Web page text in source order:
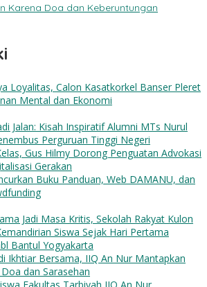
Karena Doa dan Keberuntungan
Loyalitas, Calon Kasatkorkel Banser Pleret
Mental dan Ekonomi
Jalan: Kisah Inspiratif Alumni MTs Nurul
Perguruan Tinggi Negeri
Gus Hilmy Dorong Penguatan Advokasi
Gerakan
Buku Panduan, Web DAMANU, dan
Jadi Masa Kritis, Sekolah Rakyat Kulon
Siswa Sejak Hari Pertama
Bantul Yogyakarta
Ikhtiar Bersama, IIQ An Nur Mantapkan
dan Sarasehan
Fakultas Tarbiyah IIQ An Nur